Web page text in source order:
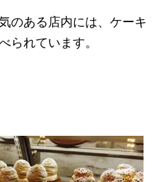
のある店内には、ケーキ
られています。